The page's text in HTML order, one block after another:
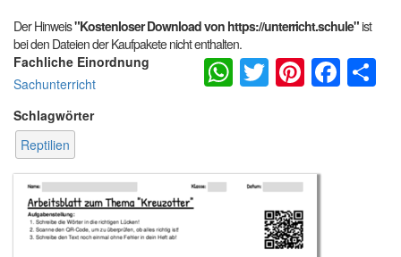
Der Hinweis"Kostenloser Download von https://unterricht.schule"ist
bei den Dateien der Kaufpakete nicht enthalten.
Fachliche Einordnung
Sachunterricht
Schlagwörter
Reptilien
WhatsApp
Twitter